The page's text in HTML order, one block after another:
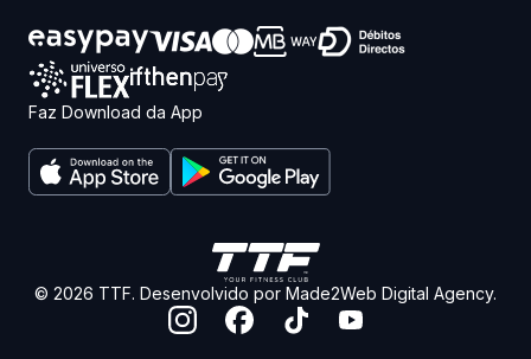
Faz Download da App
© 2026 TTF. Desenvolvido por Made2Web Digital Agency.